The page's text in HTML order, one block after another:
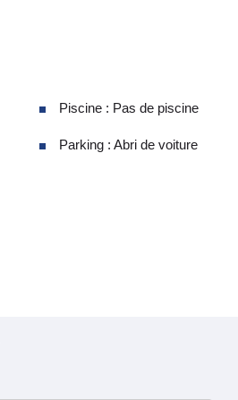
Piscine : Pas de piscine
Parking : Abri de voiture